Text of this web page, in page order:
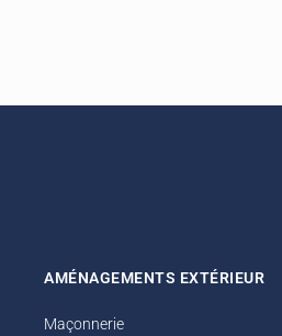
AMÉNAGEMENTS EXTÉRIEUR
Maçonnerie